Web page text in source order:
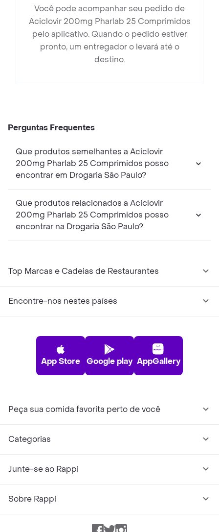
Você pode acompanhar seu pedido de
Aciclovir 200mg Pharlab 25 Comprimidos
pelo aplicativo. Quando o pedido estiver
pronto, um entregador o levará até o
destino.
Perguntas Frequentes
Que produtos semelhantes a Aciclovir
200mg Pharlab 25 Comprimidos posso
encontrar em Drogaria São Paulo?
Que produtos relacionados a Aciclovir
200mg Pharlab 25 Comprimidos posso
encontrar na Drogaria São Paulo?
Top Marcas e Cadeias de Restaurantes
Encontre-nos nestes países
App Store Google play AppGallery
Peça sua comida favorita perto de você
Categorias
Junte-se ao Rappi
Sobre Rappi
Facebook
TwitterInstagram